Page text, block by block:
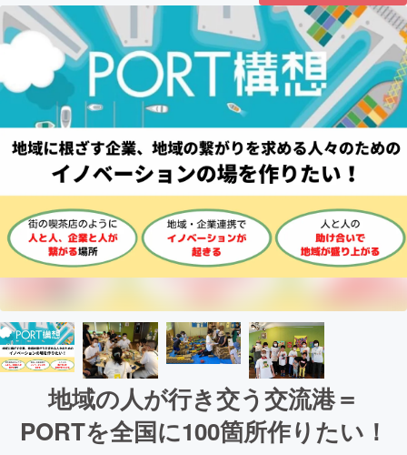
地域の人が行き交う交流港＝
PORTを全国に100箇所作りたい！